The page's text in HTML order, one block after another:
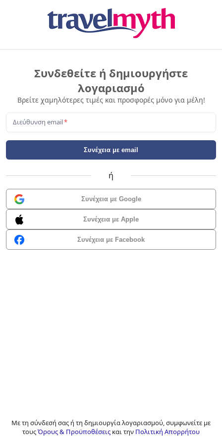
Συνδεθείτε ή δημιουργήστε
λογαριασμό
Βρείτε χαμηλότερες τιμές και προσφορές μόνο για μέλη!
Διεύθυνση email*
Συνέχεια με email
ή
Συνέχεια με Google
Συνέχεια με Apple
Συνέχεια με Facebook
Με τη σύνδεσή σας ή τη δημιουργία λογαριασμού, συμφωνείτε με
τουςΌρους & Προϋποθέσεις και την Πολιτική Απορρήτου